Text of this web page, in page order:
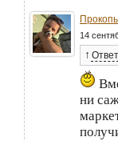
14
↑ Ответ
ни